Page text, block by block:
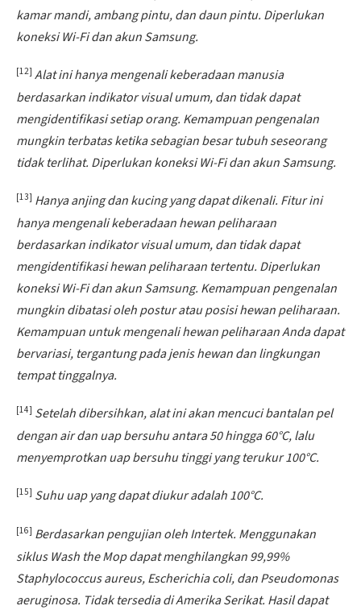
kamar mandi, ambang pintu, dan daun pintu. Diperlukan
koneksi Wi-Fi dan akun Samsung.
[12] Alat ini hanya mengenali keberadaan manusia
berdasarkan indikator visual umum, dan tidak dapat
mengidentifikasi setiap orang. Kemampuan pengenalan
mungkin terbatas ketika sebagian besar tubuh seseorang
tidak terlihat. Diperlukan koneksi Wi-Fi dan akun Samsung.
[13] Hanya anjing dan kucing yang dapat dikenali. Fitur ini
hanya mengenali keberadaan hewan peliharaan
berdasarkan indikator visual umum, dan tidak dapat
mengidentifikasi hewan peliharaan tertentu. Diperlukan
koneksi Wi-Fi dan akun Samsung. Kemampuan pengenalan
mungkin dibatasi oleh postur atau posisi hewan peliharaan.
Kemampuan untuk mengenali hewan peliharaan Anda dapat
bervariasi, tergantung pada jenis hewan dan lingkungan
tempat tinggalnya.
[14] Setelah dibersihkan, alat ini akan mencuci bantalan pel
dengan air dan uap bersuhu antara 50 hingga 60°C, lalu
menyemprotkan uap bersuhu tinggi yang terukur 100°C.
[15] Suhu uap yang dapat diukur adalah 100°C.
[16] Berdasarkan pengujian oleh Intertek. Menggunakan
siklus Wash the Mop dapat menghilangkan 99,99%
Staphylococcus aureus, Escherichia coli, dan Pseudomonas
aeruginosa. Tidak tersedia di Amerika Serikat. Hasil dapat